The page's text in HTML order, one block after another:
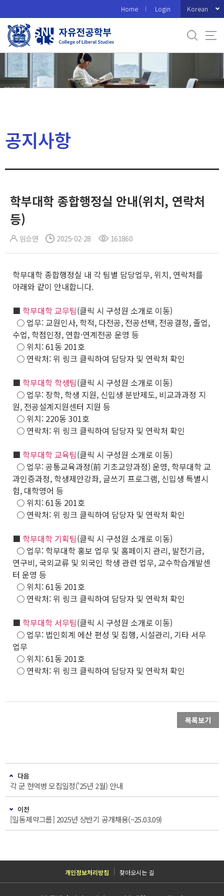
로
메
Home Login Korean
공지사항
학부대학 종합행정실 안내(위치, 연락처
등)
임승연 2025-02-28 161860
학부대학 종합행정실 내 각 팀별 담당업무, 위치, 연락처를
아래와 같이 안내합니다.
■ 학부대학 교무팀(클릭 시 구성원 소개로 이동)
○ 업무: 교원인사, 학적, 다전공, 전공선택, 전공결정, 졸업,
수업, 학점인정, 연합·연계전공 운영 등
○ 위치: 61동 201호
○ 연락처: 위 링크 클릭하여 담당자 및 연락처 확인
■ 학부대학 학생팀(클릭 시 구성원 소개로 이동)
○ 업무: 장학, 학생 지원, 신입생 분반제도, 비교과과정 지
원, 전공설계지원센터 지원 등
○ 위치: 220동 301호
○ 연락처: 위 링크 클릭하여 담당자 및 연락처 확인
■ 학부대학 교육팀(클릭 시 구성원 소개로 이동)
○ 업무: 공통교육과정(前 기초교양과정) 운영, 학부대학 교
과인증과정, 학생제안강좌, 글쓰기 프로그램, 신입생 특별시
험, 대학영어 등
○ 위치: 61동 201호
○ 연락처: 위 링크 클릭하여 담당자 및 연락처 확인
■ 학부대학 기획팀(클릭 시 구성원 소개로 이동)
○ 업무: 학부대학 홍보 업무 및 홈페이지 관리, 발전기금,
연구비, 국외교류 및 외국인 학생 관련 업무, 교수학습개발센
터 운영 등
○ 위치: 61동 201호
○ 연락처: 위 링크 클릭하여 담당자 및 연락처 확인
■ 학부대학 서무팀(클릭 시 구성원 소개로 이동)
○ 업무: 법인회계 에산 편성 및 집행, 시설관리, 기타 서무
업무
○ 위치: 61동 201호
○ 연락처: 위 링크 클릭하여 담당자 및 연락처 확인
목록보기
다음
각 군 현역병 모집일정('25년 2월) 안내
이전
[일동제약그룹] 2025년 상반기 공개채용(~25.03.09)
개인정보처리방침 찾아오시는 길